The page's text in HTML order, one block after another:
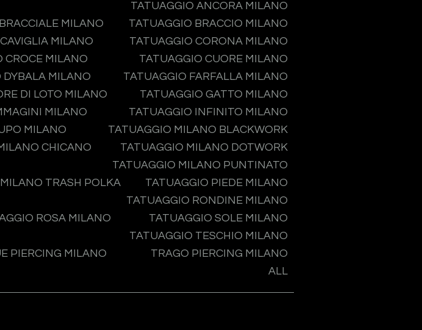
TATUAGGIO ANCORA MILANO
MILANO
TATUAGGIO BRACCIO MILANO
MILANO
TATUAGGIO CORONA MILANO
CROCE MILANO
TATUAGGIO CUORE MILANO
DYBALA MILANO
TATUAGGIO FARFALLA MILANO
DI LOTO MILANO
TATUAGGIO GATTO MILANO
MILANO
TATUAGGIO INFINITO MILANO
MILANO
TATUAGGIO MILANO BLACKWORK
CHICANO
TATUAGGIO MILANO DOTWORK
TATUAGGIO MILANO PUNTINATO
TRASH POLKA
TATUAGGIO PIEDE MILANO
TATUAGGIO RONDINE MILANO
ROSA MILANO
TATUAGGIO SOLE MILANO
TATUAGGIO TESCHIO MILANO
PIERCING MILANO
TRAGO PIERCING MILANO
ALL